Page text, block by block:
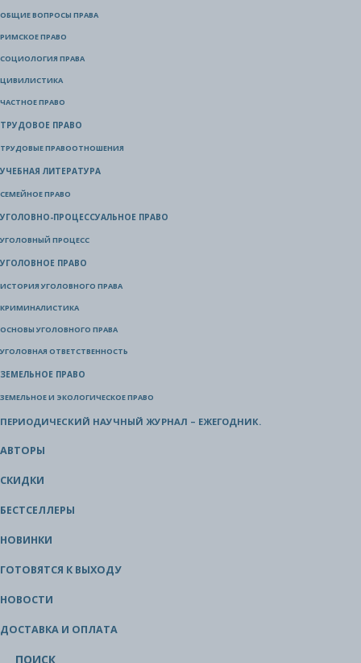
ОБЩИЕ ВОПРОСЫ ПРАВА
РИМСКОЕ ПРАВО
СОЦИОЛОГИЯ ПРАВА
ЦИВИЛИСТИКА
ЧАСТНОЕ ПРАВО
ТРУДОВОЕ ПРАВО
ТРУДОВЫЕ ПРАВООТНОШЕНИЯ
УЧЕБНАЯ ЛИТЕРАТУРА
СЕМЕЙНОЕ ПРАВО
УГОЛОВНО-ПРОЦЕССУАЛЬНОЕ ПРАВО
УГОЛОВНЫЙ ПРОЦЕСС
УГОЛОВНОЕ ПРАВО
ИСТОРИЯ УГОЛОВНОГО ПРАВА
КРИМИНАЛИСТИКА
ОСНОВЫ УГОЛОВНОГО ПРАВА
УГОЛОВНАЯ ОТВЕТСТВЕННОСТЬ
ЗЕМЕЛЬНОЕ ПРАВО
ЗЕМЕЛЬНОЕ И ЭКОЛОГИЧЕСКОЕ ПРАВО
ПЕРИОДИЧЕСКИЙ НАУЧНЫЙ ЖУРНАЛ – ЕЖЕГОДНИК.
АВТОРЫ
СКИДКИ
БЕСТСЕЛЛЕРЫ
НОВИНКИ
ГОТОВЯТСЯ К ВЫХОДУ
НОВОСТИ
ДОСТАВКА И ОПЛАТА
ПОИСК